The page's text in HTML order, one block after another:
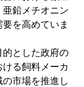
鉛メチオニン
を高めていま
とした政府の
る飼料メーカ
市場を推進し